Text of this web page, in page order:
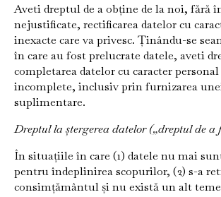
Aveti dreptul de a obține de la noi, fără
nejustificate, rectificarea datelor cu
inexacte care va privesc. Ținându-se
în care au fost prelucrate datele, aveti
completarea datelor cu caracter
incomplete, inclusiv prin furnizarea
suplimentare.
Dreptul la ștergerea datelor („dreptul de
În situațiile în care (1) datele nu mai
pentru îndeplinirea scopurilor, (2) s-a
consimțământul și nu există un alt